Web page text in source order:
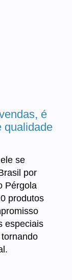
é
qualidade
se
por
Pérgola
produtos
especiais